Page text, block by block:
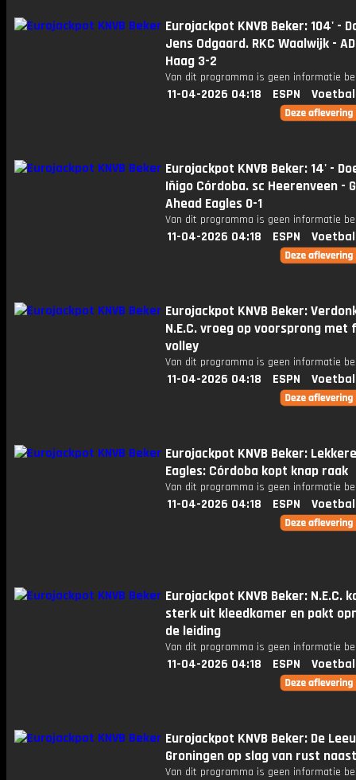
Eurojackpot KNVB Beker: 104' -
Jens Odgaard. RKC Waalwijk -
Haag 3-2
Van dit programma is geen informatie
11-04-2026 04:18 ESPN
Eurojackpot KNVB Beker: 14' -
Iñigo Córdoba. sc Heerenveen -
Ahead Eagles 0-1
Van dit programma is geen informatie
11-04-2026 04:18 ESPN
Eurojackpot KNVB Beker:
N.E.C. vroeg op voorsprong met
volley
Van dit programma is geen informatie
11-04-2026 04:18 ESPN
Eurojackpot KNVB Beker:
Eagles: Córdoba kopt knap raak
Van dit programma is geen informatie
11-04-2026 04:18 ESPN
Eurojackpot KNVB Beker: N.E.C.
sterk uit kleedkamer en pakt
de leiding
Van dit programma is geen informatie
11-04-2026 04:18 ESPN
Eurojackpot KNVB Beker: De
Groningen op slag van rust naast
Van dit programma is geen informatie